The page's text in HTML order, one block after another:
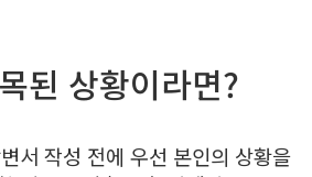
된 상황이라면?
서 작성 전에 우선 본인의 상황을